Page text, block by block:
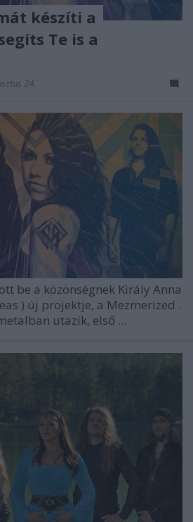
készíti a
Te is a
24.
be a közönségnek Király Anna
) új projektje, a Mezmerized .
utazik, első ...